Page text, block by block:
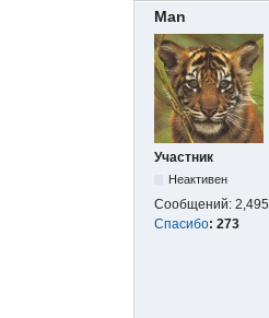
Man
Участник
Неактивен
Сообщений: 2,495
Спасибо: 273